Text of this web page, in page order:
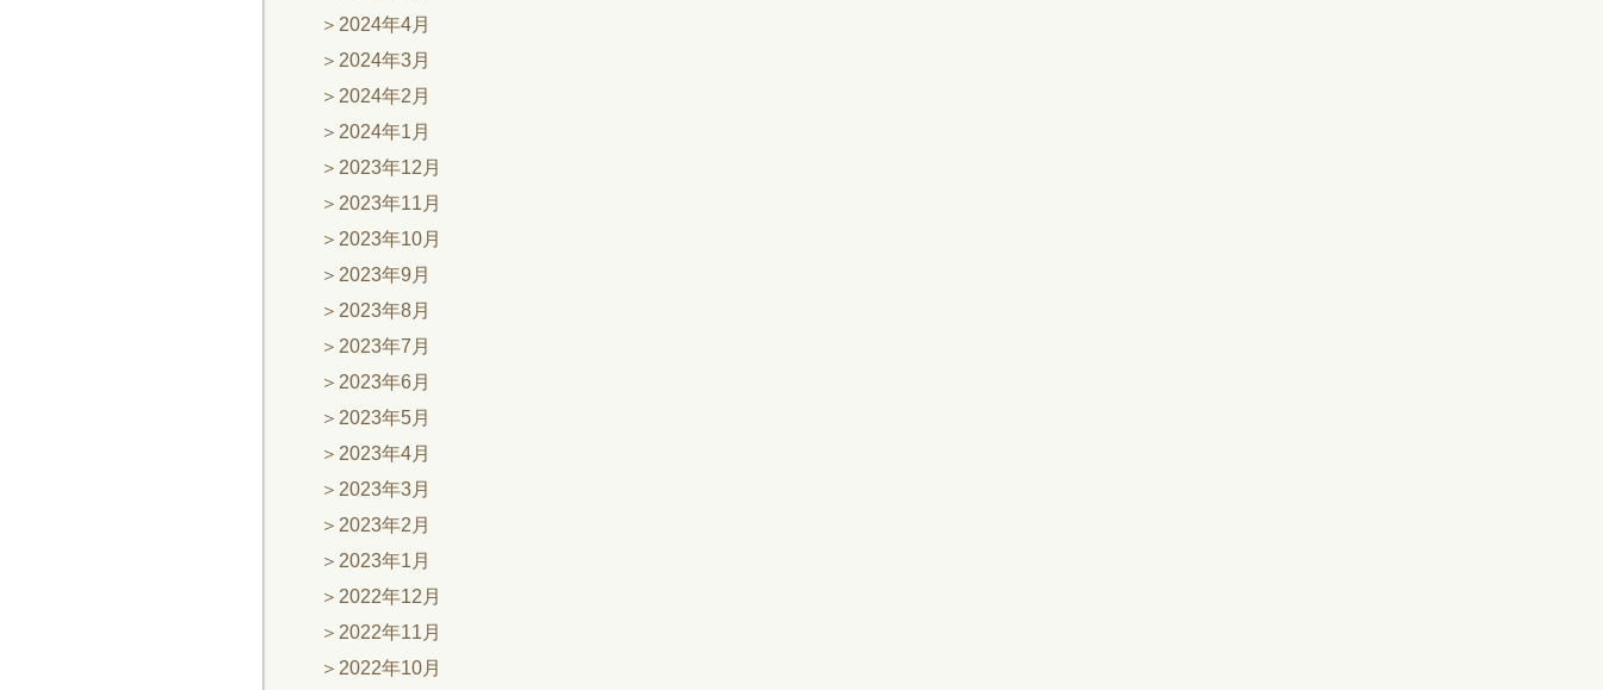
2024年4月
2024年3月
2024年2月
2024年1月
2023年12月
2023年11月
2023年10月
2023年9月
2023年8月
2023年7月
2023年6月
2023年5月
2023年4月
2023年3月
2023年2月
2023年1月
2022年12月
2022年11月
2022年10月